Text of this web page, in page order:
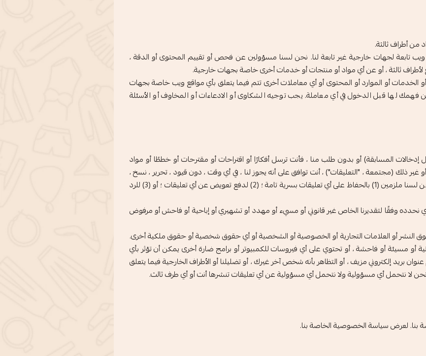
أطراف ثالثة.
تابعة لجهات خارجية غير تابعة لنا. نحن لسنا مسؤولين عن فحص أو تقييم المحتوى أو الدقة ،
ثالثة ، أو عن أي مواد أو منتجات أو خدمات أخرى خاصة بجهات خارجية.
أو الموارد أو المحتوى أو أي معاملات أخرى تتم فيما يتعلق بأي مواقع ويب خاصة بجهات
لها قبل الدخول في أي معاملة. يجب توجيه الشكاوى أو الادعاءات أو المخاوف أو الأسئلة
المسابقة) أو بدون طلب منا ، فأنت ترسل أفكارًا أو اقتراحات أو مقترحات أو خططًا أو مواد
أو غير ذلك (مجتمعة ، "التعليقات") ، أنت توافق على أنه يجوز لنا ، في أي وقت ، دون قيود ، تحرير ، نسخ ،
نشر ، توزيع ، ترجمة ، واستخدام أي وسيلة ترسلها إلينا بأي وسيلة أخرى. نحن لسنا ملزمين (1) بالحفاظ على أي تعليقات بسرية تامة ؛ (2) لدفع تعويض عن أي تعليقات ؛ أو (3) للرد
نحدده وفقًا لتقديرنا الخاص غير قانوني أو مسيء أو مهدد أو تشهيري أو إباحية أو فاحش أو مرفوض
النشر أو العلامات التجارية أو الخصوصية أو الشخصية أو أي حقوق شخصية أو حقوق ملكية أخرى.
أو مسيئة أو فاحشة ، أو تحتوي على أي فيروسات للكمبيوتر أو برامج ضارة أخرى يمكن أن تؤثر بأي
إلكتروني مزيف ، أو التظاهر بأنه شخص آخر غيرك ، أو تضليلنا أو الأطراف الخارجية فيما يتعلق
لا نتحمل أي مسؤولية ولا نتحمل أي مسؤولية عن أي تعليقات تنشرها أنت أو أي طرف ثالث.
بنا. لعرض سياسة الخصوصية الخاصة بنا.